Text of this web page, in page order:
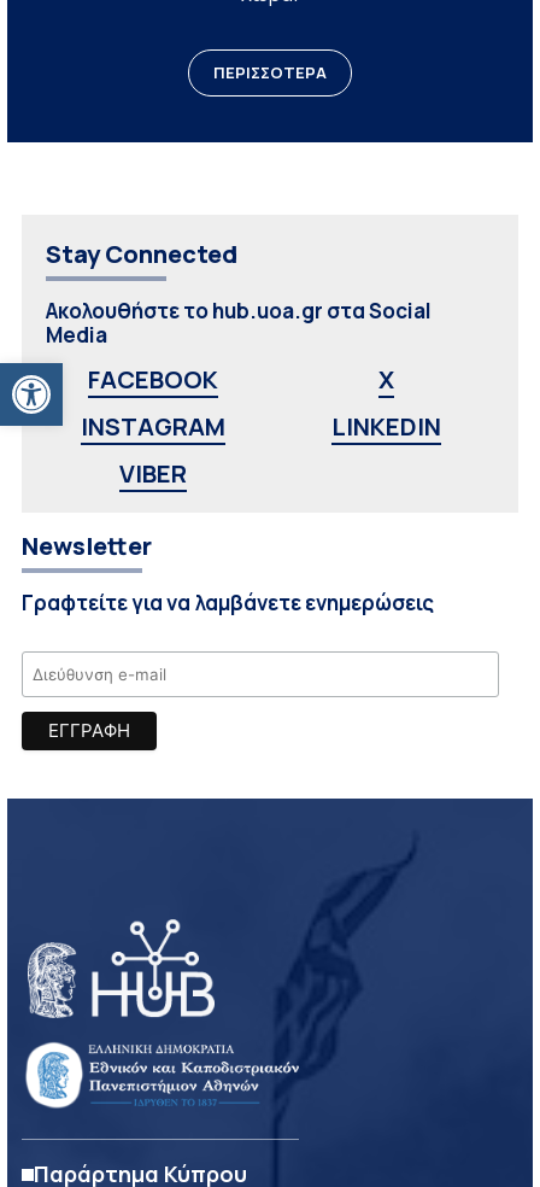
Ανοίξτε τη γραμμή εργαλείων
ΠΕΡΙΣΣΟΤΕΡΑ
Stay Connected
Ακολουθήστε το hub.uoa.gr στα Social
Media
FACEBOOK
X
INSTAGRAM
LINKEDIN
VIBER
Newsletter
Γραφτείτε για να λαμβάνετε ενημερώσεις
Παράρτημα Κύπρου